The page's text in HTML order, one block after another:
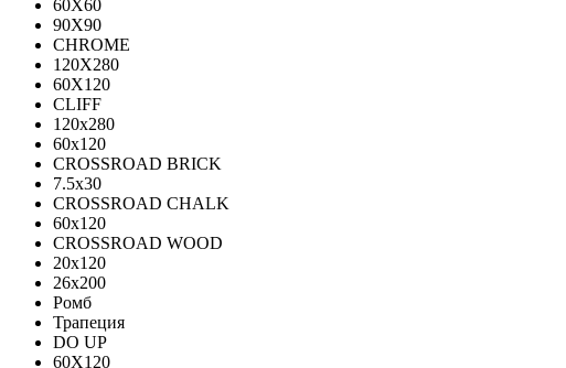
60Х60
90Х90
CHROME
120X280
60X120
CLIFF
120x280
60x120
CROSSROAD BRICK
7.5х30
CROSSROAD CHALK
60х120
CROSSROAD WOOD
20х120
26х200
Ромб
Трапеция
DO UP
60X120